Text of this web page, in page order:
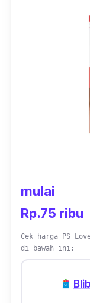
mulai
Rp.75 ribu
Cek harga PS
di bawah ini: